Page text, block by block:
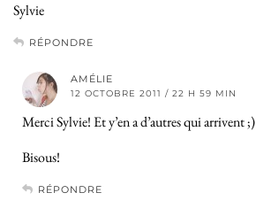
Sylvie
RÉPONDRE
AMÉLIE
12 OCTOBRE 2011 / 22 H 59 MIN
Merci Sylvie! Et y’en a d’autres qui arrivent ;)
Bisous!
RÉPONDRE